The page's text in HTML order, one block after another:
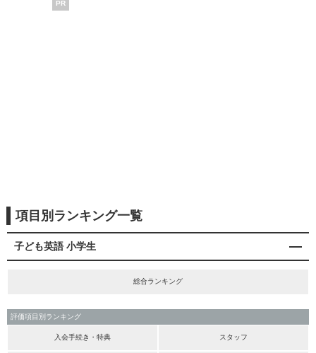
PR
項目別ランキング一覧
子ども英語 小学生
総合ランキング
評価項目別ランキング
入会手続き・特典 スタッフ